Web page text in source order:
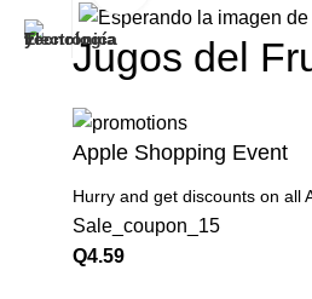
Jugos del
Apple Shopping Event
Hurry and get discounts on all
Sale_coupon_15
Q4.59